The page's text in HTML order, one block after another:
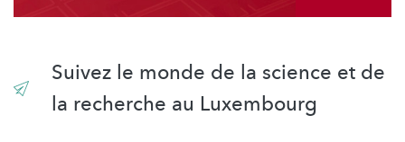
Suivez le monde de la science et de
la recherche au Luxembourg